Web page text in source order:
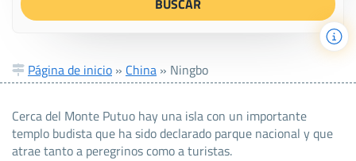
Página de inicio » China » Ningbo
Cerca del Monte Putuo hay una isla con un importante
templo budista que ha sido declarado parque nacional y que
atrae tanto a peregrinos como a turistas.